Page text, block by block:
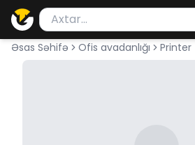
Məhsul axtar
Axtarış üçün ən azı 2
Əsas Səhifə Ofis avadanlığı Printer